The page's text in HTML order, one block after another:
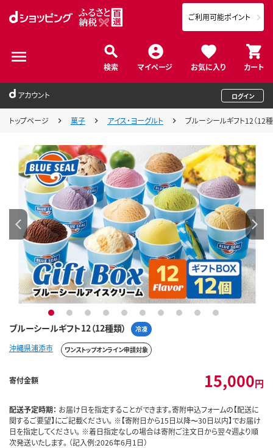
検索 マイページ お気に入り カート
ご利用可能ポイント
アカウント ログイン
トップページ 菓子 アイス・ヨーグルト ブルーシールギフト12（12種
ブルーシールギフト12（12種類） 冷凍
1 2 3 4 5 6 7 8 9 10
沖縄県浦添市 ワンストップオンライン申請対象
寄付金額 15,000円
配送予定時期： お届け日を指定することができます。寄附申込フォームの【配送に
関するご要望】にご記載ください。 ※【寄附日から15日以降〜30日以内】でお届け
日を指定してください。 ※着日指定なしの場合は寄附ご注文日から翌々週より順
次発送いたします。 （記入例:2026年6月1日）